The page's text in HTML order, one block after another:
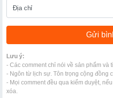
Lưu ý:
- Các comment chỉ nói về sản phẩm và
- Ngôn từ lịch sự. Tôn trọng cộng đồng
- Mọi comment đều qua kiểm duyệt,
xóa.